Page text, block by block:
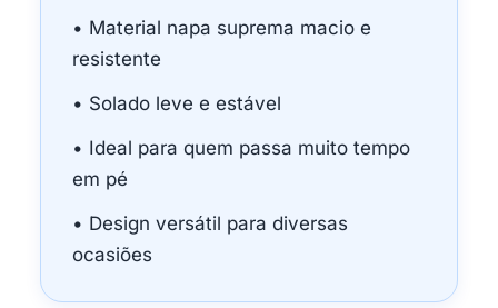
• Material napa suprema macio e
resistente
• Solado leve e estável
• Ideal para quem passa muito tempo
em pé
• Design versátil para diversas
ocasiões